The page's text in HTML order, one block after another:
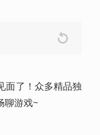
面了！众多精品独
聊游戏~